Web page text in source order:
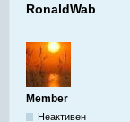
RonaldWab
Member
Неактивен